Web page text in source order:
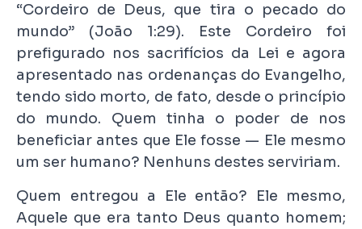
“Cordeiro de Deus, que tira o pecado do
mundo” (João 1:29). Este Cordeiro foi
prefigurado nos sacrifícios da Lei e agora
apresentado nas ordenanças do Evangelho,
tendo sido morto, de fato, desde o princípio
do mundo. Quem tinha o poder de nos
beneficiar antes que Ele fosse — Ele mesmo
um ser humano? Nenhuns destes serviriam.
Quem entregou a Ele então? Ele mesmo,
Aquele que era tanto Deus quanto homem;